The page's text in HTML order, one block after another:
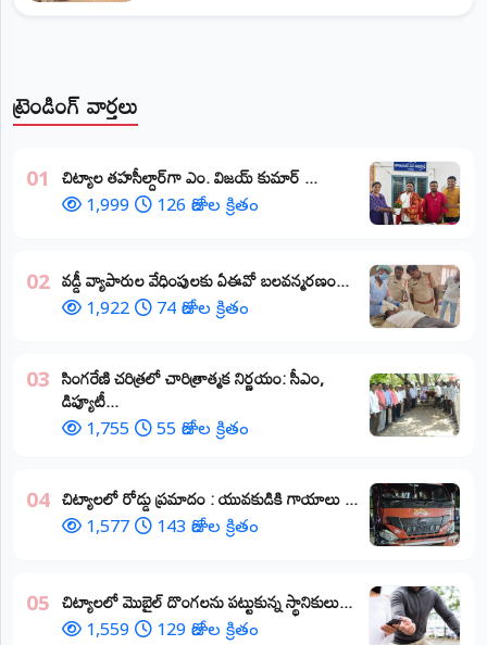
ట్రెండింగ్ వార్తలు
01 ​చిట్యాల తహసీల్దార్‌గా ఎం. విజయ్ కుమార్ ...
1,999 126 రోజుల క్రితం
02 వడ్డీ వ్యాపారుల వేధింపులకు ఏఈవో బలవన్మరణం...
1,922 74 రోజుల క్రితం
03 ​సింగరేణి చరిత్రలో చారిత్రాత్మక నిర్ణయం: సీఎం,
డిప్యూటీ...
1,755 55 రోజుల క్రితం
04 చిట్యాలలో రోడ్డు ప్రమాదం : యువకుడికి గాయాలు ​...
1,577 143 రోజుల క్రితం
05 చిట్యాలలో మొబైల్ దొంగలను పట్టుకున్న స్థానికులు...
1,559 129 రోజుల క్రితం